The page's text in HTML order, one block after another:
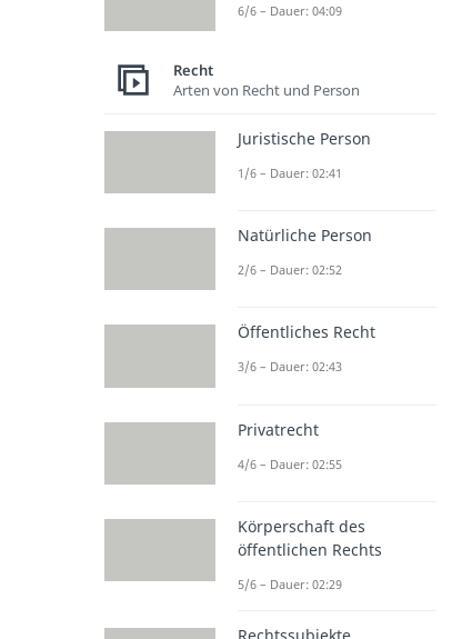
6/6 – Dauer: 04:09
Recht
Arten von Recht und Person
Juristische Person
1/6 – Dauer: 02:41
Natürliche Person
2/6 – Dauer: 02:52
Öffentliches Recht
3/6 – Dauer: 02:43
Privatrecht
4/6 – Dauer: 02:55
Körperschaft des
öffentlichen Rechts
5/6 – Dauer: 02:29